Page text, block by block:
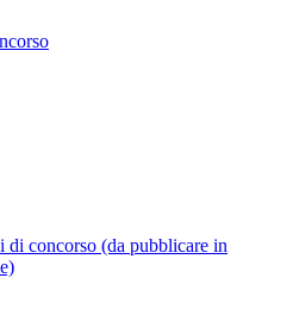
di concorso (da pubblicare in